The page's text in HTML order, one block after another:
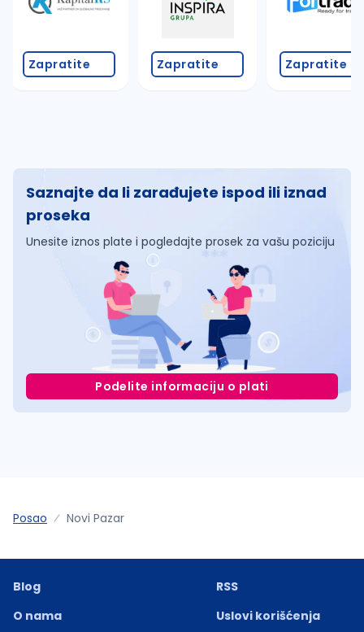
Zapratite Zapratite Zapratite
Saznajte da li zarađujete ispod ili iznad
proseka
Unesite iznos plate i pogledajte prosek za vašu poziciju
Podelite informaciju o plati
Posao Novi Pazar
Blog
O nama
RSS
Uslovi korišćenja